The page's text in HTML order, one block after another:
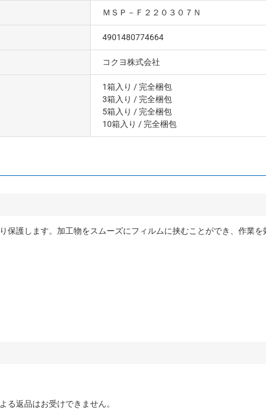
ＭＳＰ－Ｆ２２０３０７Ｎ
4901480774664
コクヨ株式会社
1箱入り / 完全梱包
3箱入り / 完全梱包
5箱入り / 完全梱包
10箱入り / 完全梱包
護します。加工物をスムーズにフィルムに挟むことができ、作業を
返品はお受けできません。